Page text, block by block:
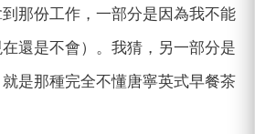
那份工作，一部分是因為我不能
還是不會）。我猜，另一部分是
是那種完全不懂唐寧英式早餐茶